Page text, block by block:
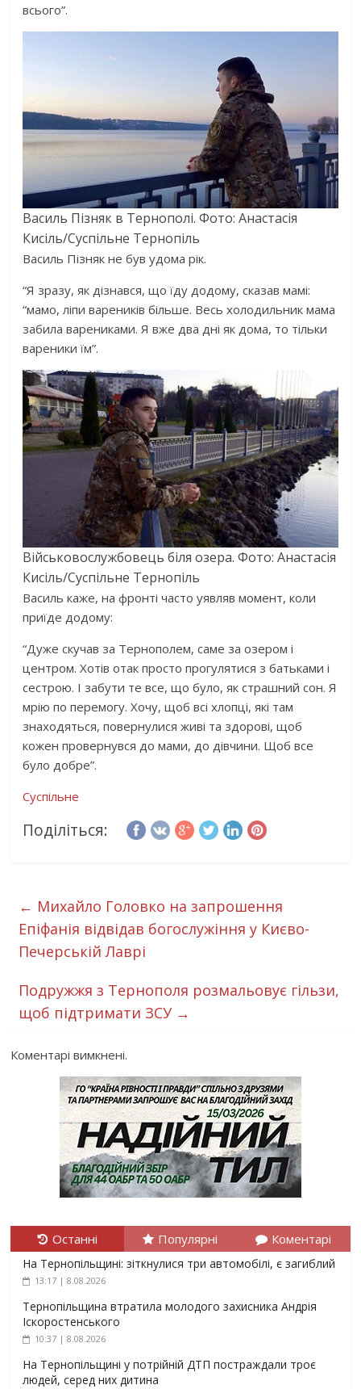
всього”.
Василь Пізняк в Тернополі. Фото: Анастасія
Кисіль/Суспільне Тернопіль
Василь Пізняк не був удома рік.
“Я зразу, як дізнався, що їду додому, сказав мамі:
“мамо, ліпи вареників більше. Весь холодильник мама
забила варениками. Я вже два дні як дома, то тільки
вареники їм”.
Військовослужбовець біля озера. Фото: Анастасія
Кисіль/Суспільне Тернопіль
Василь каже, на фронті часто уявляв момент, коли
приїде додому:
“Дуже скучав за Тернополем, саме за озером і
центром. Хотів отак просто прогулятися з батьками і
сестрою. І забути те все, що було, як страшний сон. Я
мрію по перемогу. Хочу, щоб всі хлопці, які там
знаходяться, повернулися живі та здорові, щоб
кожен провернувся до мами, до дівчини. Щоб все
було добре”.
Суспільне
Поділіться:
← Михайло Головко на запрошення
Епіфанія відвідав богослужіння у Києво-
Печерській Лаврі
Подружжя з Тернополя розмальовує гільзи,
щоб підтримати ЗСУ →
Коментарі вимкнені.
Останні Популярні Коментарі
На Тернопільщині: зіткнулися три автомобілі, є загиблий
13:17 | 8.08.2026
Тернопільщина втратила молодого захисника Андрія
Іскоростенського
10:37 | 8.08.2026
На Тернопільщині у потрійній ДТП постраждали троє
людей, серед них дитина